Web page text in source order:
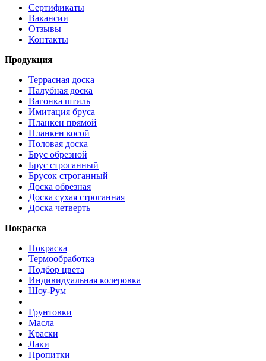
Сертификаты
Вакансии
Отзывы
Контакты
Продукция
Террасная доска
Палубная доска
Вагонка штиль
Имитация бруса
Планкен прямой
Планкен косой
Половая доска
Брус обрезной
Брус строганный
Брусок строганный
Доска обрезная
Доска сухая строганная
Доска четверть
Покраска
Покраска
Термообработка
Подбор цвета
Индивидуальная колеровка
Шоу-Рум
Грунтовки
Масла
Краски
Лаки
Пропитки